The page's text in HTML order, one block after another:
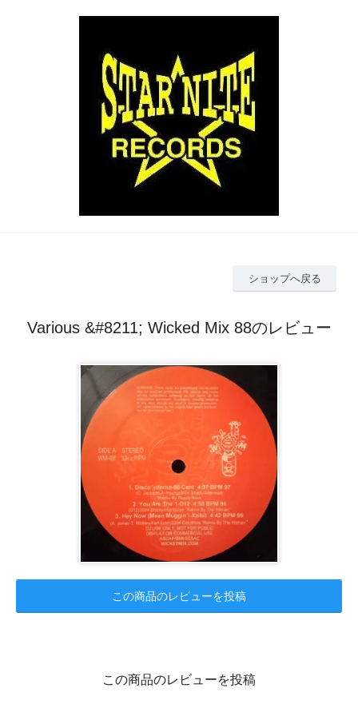
ショップへ戻る
Various &#8211; Wicked Mix 88のレビュー
この商品のレビューを投稿
この商品のレビューを投稿